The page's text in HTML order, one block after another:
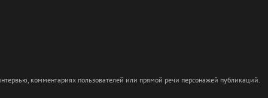
комментариях пользователей или прямой речи персонажей публикаций.